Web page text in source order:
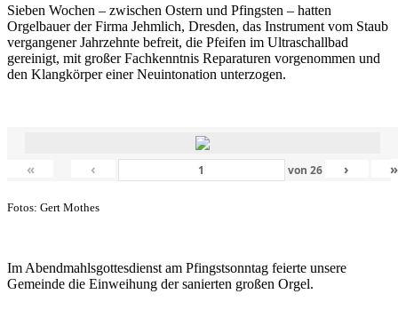
Sieben Wochen – zwischen Ostern und Pfingsten – hatten
Orgelbauer der Firma Jehmlich, Dresden, das Instrument vom Staub
vergangener Jahrzehnte befreit, die Pfeifen im Ultraschallbad
gereinigt, mit großer Fachkenntnis Reparaturen vorgenommen und
den Klangkörper einer Neuintonation unterzogen.
« ‹ von 26 › »
Fotos: Gert Mothes
Im Abendmahlsgottesdienst am Pfingstsonntag feierte unsere
Gemeinde die Einweihung der sanierten großen Orgel.